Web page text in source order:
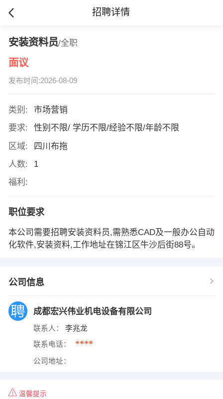
招聘详情
安装资料员/全职
面议
发布时间:2026-08-09
类别:
市场营销
要求:
性别不限/ 学历不限/经验不限/年龄不限
区域:
四川布拖
人数:
1
福利:
职位要求
本公司需要招聘安装资料员,需熟悉CAD及一般办公自动
化软件,安装资料,工作地址在锦江区牛沙后街88号。
公司信息
成都宏兴伟业机电设备有限公司
联系人： 李兆龙
联系电话： ****
公司地址：
温馨提示